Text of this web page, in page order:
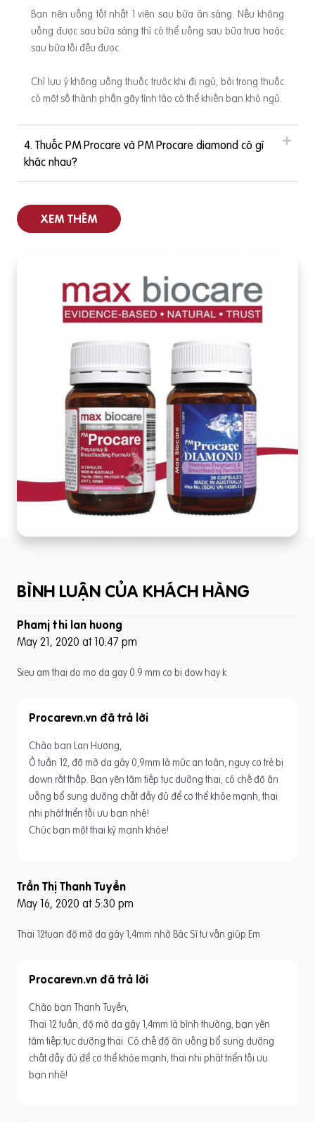
ọa sinh sớm. ➤ Rau ngót: Trong rau ngót có chứa Papaveri
n có tác dụng giãn cơ trơn của mạch máu để giảm đau, hạ
huyết áp. Nếu sử dụng hơn 30 mg rau ngót tươi thì có thể g
ây co thắt tử cung và dễ dẫn đến sảy thai. ➤ Rau chùm ngâ
y: Có chứa alpha-sitosterol, đây là một loại hormone có
Bạn nên uống tốt nhất 1 viên sau bữa ăn sáng. Nếu không
uống được sau bữa sáng thì có thể uống sau bữa trưa hoặc
sau bữa tối đều được.
Chỉ lưu ý không uống thuốc trước khi đi ngủ, bởi trong thuốc
có một số thành phần gây tỉnh táo có thể khiến bạn khó ngủ.
4. Thuốc PM Procare và PM Procare diamond có gì
khác nhau?
XEM THÊM
BÌNH LUẬN CỦA KHÁCH HÀNG
Phamj thi lan huong
May 21, 2020 at 10:47 pm
Sieu am thai do mo da gay 0.9 mm co bi dow hay k
Procarevn.vn
Chào bạn Lan Hương,
Ở tuần 12, độ mờ da gáy 0,9mm là mức an toàn, nguy cơ trẻ bị
down rất thấp. Bạn yên tâm tiếp tục dưỡng thai, có chế độ ăn
uống bổ sung dưỡng chất đầy đủ để cơ thể khỏe mạnh, thai
nhi phát triển tối ưu bạn nhé!
Chúc bạn một thai kỳ mạnh khỏe!
Trần Thị Thanh Tuyền
May 16, 2020 at 5:30 pm
Thai 12tuan độ mờ da gáy 1,4mm nhờ Bác Sĩ tư vấn giúp Em
Procarevn.vn
Chào bạn Thanh Tuyền,
Thai 12 tuần, độ mờ da gáy 1,4mm là bình thường, bạn yên
tâm tiếp tục dưỡng thai. Có chế độ ăn uống bổ sung dưỡng
chất đầy đủ để cơ thể khỏe mạnh, thai nhi phát triển tối ưu
bạn nhé!